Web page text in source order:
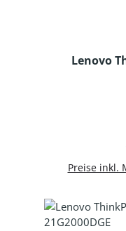
Lenovo
Preise inkl.